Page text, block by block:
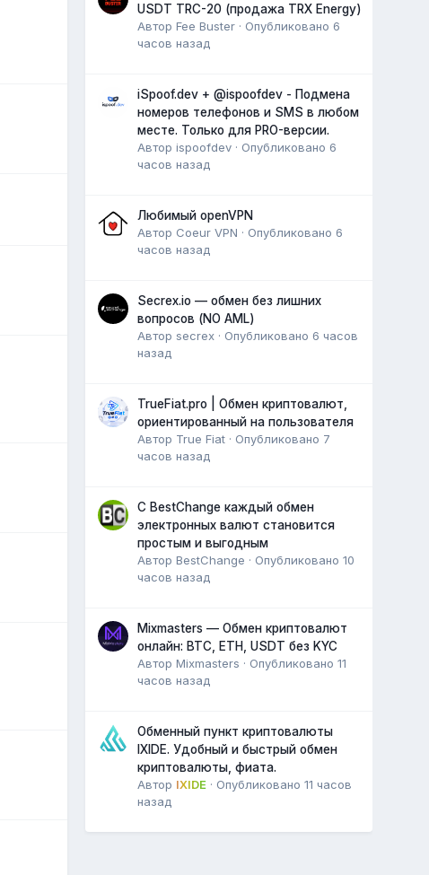
USDT TRC-20 (продажа TRX Energy)
АвторFee Buster · Опубликовано 6
часов назад
iSpoof.dev + @ispoofdev - Подмена
номеров телефонов и SMS в любом
месте. Только для PRO-версии.
Авторispoofdev · Опубликовано 6
часов назад
Любимый openVPN
Автор Coeur VPN · Опубликовано 6
часов назад
Secrex.io — обмен без лишних
вопросов (NO AML)
Авторsecrex · Опубликовано 6 часов
назад
TrueFiat.pro | Обмен криптовалют,
ориентированный на пользователя
Автор True Fiat · Опубликовано 7
часов назад
С BestChange каждый обмен
электронных валют становится
простым и выгодным
АвторBestChange · Опубликовано10
часов назад
Mixmasters — Обмен криптовалют
онлайн: BTC, ETH, USDT без KYC
АвторMixmasters · Опубликовано11
часов назад
Обменный пункт криптовалюты
IXIDE. Удобный и быстрый обмен
криптовалюты, фиата.
Автор IXIDE · Опубликовано11 часов
назад